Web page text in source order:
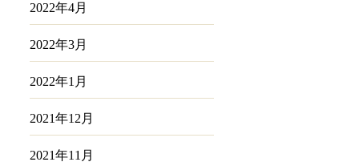
2022年4月
2022年3月
2022年1月
2021年12月
2021年11月